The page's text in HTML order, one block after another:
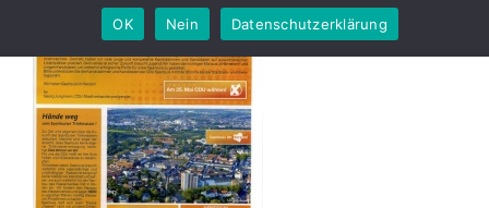
OK
Nein Datenschutzerklärung